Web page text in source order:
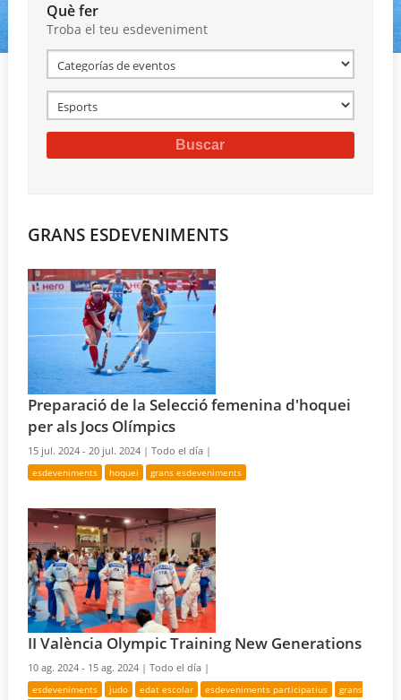
Reserves
Què fer
Troba el teu esdeveniment
GRANS ESDEVENIMENTS
Preparació de la Selecció femenina d'hoquei
per als Jocs Olímpics
15 jul. 2024 - 20 jul. 2024 |Todo el día |
esdeveniments hoquei grans esdeveniments
II València Olympic Training New Generations
10 ag. 2024 - 15 ag. 2024 |Todo el día |
esdeveniments judo edat escolar esdeveniments participatius
grans